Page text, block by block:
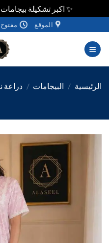
✨ اكبر تشكيلة بيجامات
الموقع مفتوح
/ البيجامات / دراعة